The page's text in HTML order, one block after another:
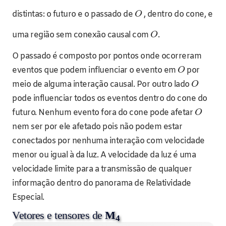
distintas: o futuro e o passado de O, dentro do cone, e
uma região sem conexão causal com O.
O passado é composto por pontos onde ocorreram
eventos que podem influenciar o evento em Opor
meio de alguma interação causal. Por outro lado O
pode influenciar todos os eventos dentro do cone do
futuro. Nenhum evento fora do cone pode afetar O
nem ser por ele afetado pois não podem estar
conectados por nenhuma interação com velocidade
menor ou igual à da luz. A velocidade da luz é uma
velocidade limite para a transmissão de qualquer
informação dentro do panorama de Relatividade
Especial.
Vetores e tensores deM4